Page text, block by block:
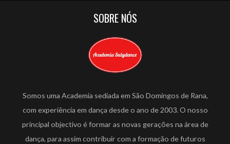
SOBRE NÓS
Somos uma Academia sediada em São Domingos de Rana,
com experiência em dança desde o ano de 2003. O nosso
principal objectivo é formar as novas gerações na área de
dança, para assim contribuir com a formação de futuros